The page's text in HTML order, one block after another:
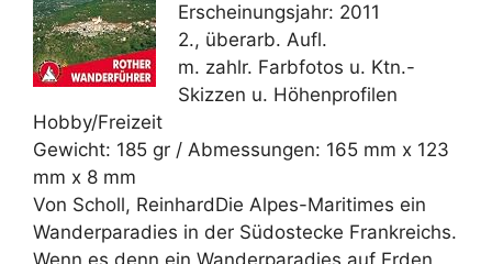
Erscheinungsjahr: 2011
2., überarb. Aufl.
m. zahlr. Farbfotos u. Ktn.-
Skizzen u. Höhenprofilen
Hobby/Freizeit
Gewicht: 185 gr / Abmessungen: 165 mm x 123
mm x 8 mm
Von Scholl, ReinhardDie Alpes-Maritimes ein
Wanderparadies in der Südostecke Frankreichs.
Wenn es denn ein Wanderparadies auf Erden